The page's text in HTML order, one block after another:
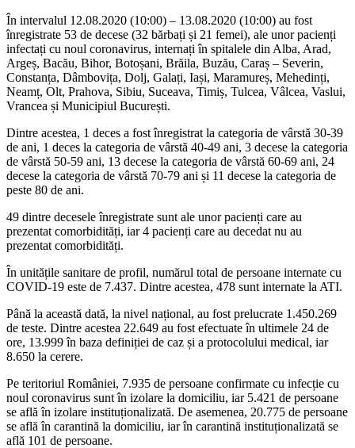
În intervalul 12.08.2020 (10:00) – 13.08.2020 (10:00) au fost
înregistrate 53 de decese (32 bărbați și 21 femei), ale unor pacienți
infectați cu noul coronavirus, internați în spitalele din Alba, Arad,
Argeș, Bacău, Bihor, Botoșani, Brăila, Buzău, Caraș – Severin,
Constanța, Dâmbovița, Dolj, Galați, Iași, Maramureș, Mehedinți,
Neamț, Olt, Prahova, Sibiu, Suceava, Timiș, Tulcea, Vâlcea, Vaslui,
Vrancea și Municipiul București.
Dintre acestea, 1 deces a fost înregistrat la categoria de vârstă 30-39
de ani, 1 deces la categoria de vârstă 40-49 ani, 3 decese la categoria
de vârstă 50-59 ani, 13 decese la categoria de vârstă 60-69 ani, 24
decese la categoria de vârstă 70-79 ani și 11 decese la categoria de
peste 80 de ani.
49 dintre decesele înregistrate sunt ale unor pacienți care au
prezentat comorbidități, iar 4 pacienți care au decedat nu au
prezentat comorbidități.
În unitățile sanitare de profil, numărul total de persoane internate cu
COVID-19 este de 7.437. Dintre acestea, 478 sunt internate la ATI.
Până la această dată, la nivel național, au fost prelucrate 1.450.269
de teste. Dintre acestea 22.649 au fost efectuate în ultimele 24 de
ore, 13.999 în baza definiției de caz și a protocolului medical, iar
8.650 la cerere.
Pe teritoriul României, 7.935 de persoane confirmate cu infecție cu
noul coronavirus sunt în izolare la domiciliu, iar 5.421 de persoane
se află în izolare instituționalizată. De asemenea, 20.775 de persoane
se află în carantină la domiciliu, iar în carantină instituționalizată se
află 101 de persoane.